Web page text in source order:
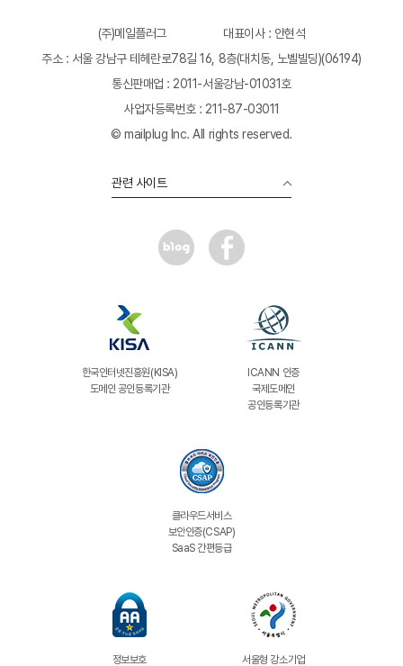
(주)메일플러그
대표이사 : 안현석
주소 : 서울 강남구 테헤란로78길 16, 8층(대치동, 노벨빌딩)(06194)
통신판매업 : 2011-서울강남-01031호
사업자등록번호 : 211-87-03011
© mailplug Inc. All rights reserved.
관련 사이트
한국인터넷진흥원(KISA)
도메인 공인등록기관
ICANN 인증
국제도메인
공인등록기관
클라우드서비스
보안인증(CSAP)
SaaS 간편등급
정보보호 서울형 강소기업